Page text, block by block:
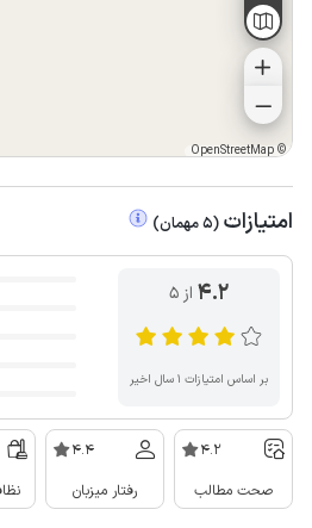
©
OpenStreetMap
امتیازات (
5مهمان)
4.2 از ۵
بر اساس امتیازات ۱ سال اخیر
4.2
صحت مطالب
4.4
رفتار میزبان